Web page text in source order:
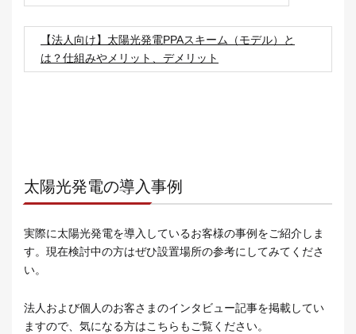
【法人向け】太陽光発電PPAスキーム（モデル）と
は？仕組みやメリット、デメリット
太陽光発電の導入事例
実際に太陽光発電を導入しているお客様の事例をご紹介しま
す。現在検討中の方はぜひ設置場所の参考にしてみてくださ
い。
法人および個人のお客さまのインタビュー記事を掲載してい
ますので、気になる方はこちらもご覧ください。